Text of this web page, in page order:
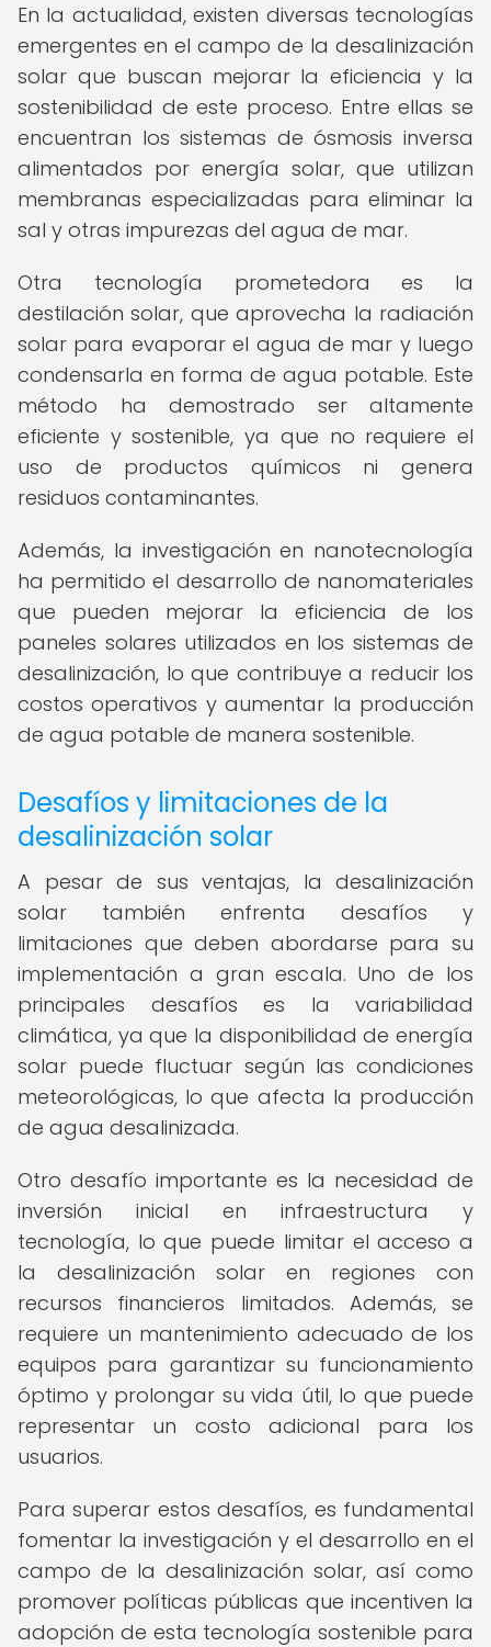
En la actualidad, existen diversas tecnologías
emergentes en el campo de la desalinización
solar que buscan mejorar la eficiencia y la
sostenibilidad de este proceso. Entre ellas se
encuentran los sistemas de ósmosis inversa
alimentados por energía solar, que utilizan
membranas especializadas para eliminar la
sal y otras impurezas del agua de mar.
Otra tecnología prometedora es la
destilación solar, que aprovecha la radiación
solar para evaporar el agua de mar y luego
condensarla en forma de agua potable. Este
método ha demostrado ser altamente
eficiente y sostenible, ya que no requiere el
uso de productos químicos ni genera
residuos contaminantes.
Además, la investigación en nanotecnología
ha permitido el desarrollo de nanomateriales
que pueden mejorar la eficiencia de los
paneles solares utilizados en los sistemas de
desalinización, lo que contribuye a reducir los
costos operativos y aumentar la producción
de agua potable de manera sostenible.
Desafíos y limitaciones de la
desalinización solar
A pesar de sus ventajas, la desalinización
solar también enfrenta desafíos y
limitaciones que deben abordarse para su
implementación a gran escala. Uno de los
principales desafíos es la variabilidad
climática, ya que la disponibilidad de energía
solar puede fluctuar según las condiciones
meteorológicas, lo que afecta la producción
de agua desalinizada.
Otro desafío importante es la necesidad de
inversión inicial en infraestructura y
tecnología, lo que puede limitar el acceso a
la desalinización solar en regiones con
recursos financieros limitados. Además, se
requiere un mantenimiento adecuado de los
equipos para garantizar su funcionamiento
óptimo y prolongar su vida útil, lo que puede
representar un costo adicional para los
usuarios.
Para superar estos desafíos, es fundamental
fomentar la investigación y el desarrollo en el
campo de la desalinización solar, así como
promover políticas públicas que incentiven la
adopción de esta tecnología sostenible para